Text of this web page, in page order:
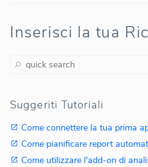
Inserisci la tua
Suggeriti Tutoriali
Come connettere la tua prima
Come pianificare report
Come utilizzare l'add-on di